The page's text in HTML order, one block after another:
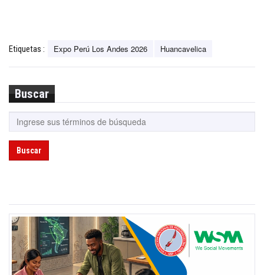
Etiquetas : Expo Perú Los Andes 2026 Huancavelica
Buscar
Buscar